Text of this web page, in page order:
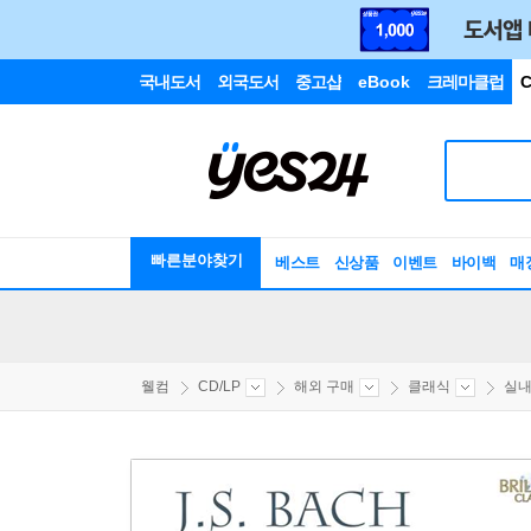
국내도서 외국도서 중고샵 eBook 크레마클럽
빠른분야찾기 베스트 신상품 이벤트 바이백 매
웰컴 CD/LP 해외 구매 클래식 실